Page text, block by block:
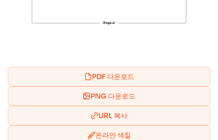
PDF 다운로드
PNG 다운로드
URL 복사
온라인 색칠